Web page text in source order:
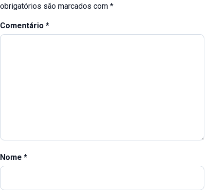
obrigatórios são marcados com *
Comentário *
Nome *